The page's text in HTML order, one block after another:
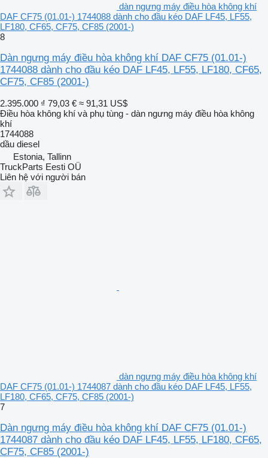
dàn ngưng máy điều hòa không khí
DAF CF75 (01.01-) 1744088 dành cho đầu kéo DAF LF45, LF55,
LF180, CF65, CF75, CF85 (2001-)
8
Dàn ngưng máy điều hòa không khí DAF CF75 (01.01-)
1744088 dành cho đầu kéo DAF LF45, LF55, LF180, CF65,
CF75, CF85 (2001-)
2.395.000 ₫ 79,03 € ≈ 91,31 US$
Điều hòa không khí và phụ tùng - dàn ngưng máy điều hòa không
khí
1744088
dầu diesel
Estonia, Tallinn
TruckParts Eesti OÜ
Liên hệ với người bán
dàn ngưng máy điều hòa không khí
DAF CF75 (01.01-) 1744087 dành cho đầu kéo DAF LF45, LF55,
LF180, CF65, CF75, CF85 (2001-)
7
Dàn ngưng máy điều hòa không khí DAF CF75 (01.01-)
1744087 dành cho đầu kéo DAF LF45, LF55, LF180, CF65,
CF75, CF85 (2001-)